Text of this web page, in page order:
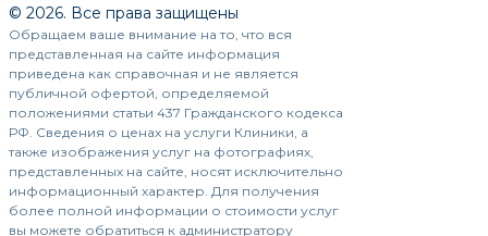
© 2026. Все права защищены
Обращаем ваше внимание на то, что вся
представленная на сайте информация
приведена как справочная и не является
публичной офертой, определяемой
положениями статьи 437 Гражданского кодекса
РФ. Сведения о ценах на услуги Клиники, а
также изображения услуг на фотографиях,
представленных на сайте, носят исключительно
информационный характер. Для получения
более полной информации о стоимости услуг
вы можете обратиться к администратору